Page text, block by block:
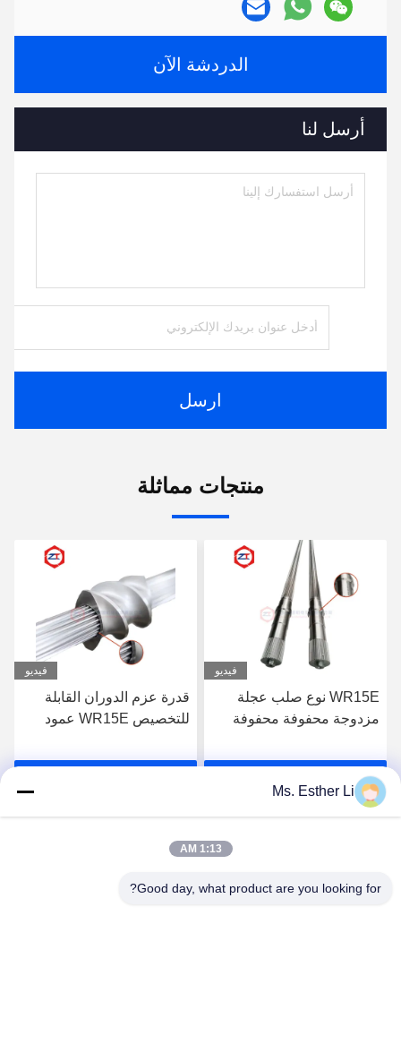
الدردشة الآن
أرسل لنا
ارسل
منتجات مماثلة
فيديو
قدرة عزم الدوران القابلة
للتخصيص WR15E عمود
احصل على افضل سعر
فيديو
إدراج عمود محرك التنسيق
الثنائي الداخلي مع قدرة عزم
الطول
Ms. Esther Li
1:13 AM
Good day, what product are you looking for?